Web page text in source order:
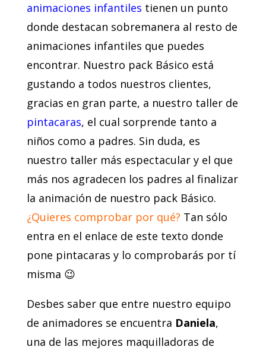
animaciones infantiles tienen un punto
donde destacan sobremanera al resto de
animaciones infantiles que puedes
encontrar. Nuestro pack Básico está
gustando a todos nuestros clientes,
gracias en gran parte, a nuestro taller de
pintacaras, el cual sorprende tanto a
niños como a padres. Sin duda, es
nuestro taller más espectacular y el que
más nos agradecen los padres al finalizar
la animación de nuestro pack Básico.
¿Quieres comprobar por qué? Tan sólo
entra en el enlace de este texto donde
pone pintacaras y lo comprobarás por tí
misma 😉
Desbes saber que entre nuestro equipo
de animadores se encuentra Daniela,
una de las mejores maquilladoras de